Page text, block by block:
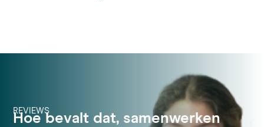
REVIEWS
Hoe bevalt dat, samenwerken